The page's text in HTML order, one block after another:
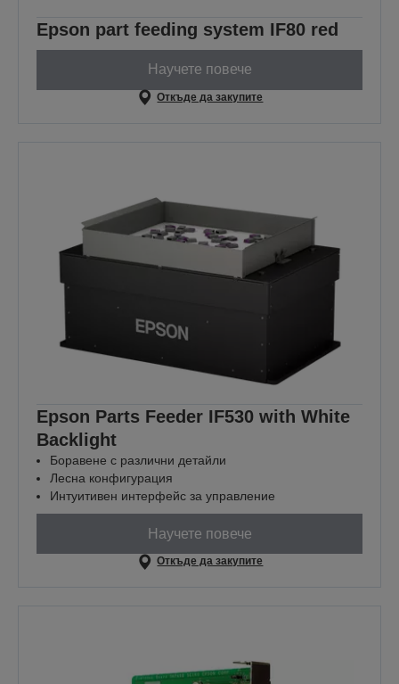
Epson part feeding system IF80 red
Научете повече
Откъде да закупите
Epson Parts Feeder IF530 with White
Backlight
Боравене с различни детайли
Лесна конфигурация
Интуитивен интерфейс за управление
Научете повече
Откъде да закупите